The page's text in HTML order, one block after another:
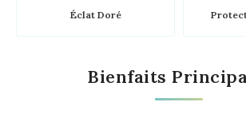
Éclat Doré
Bienfaits